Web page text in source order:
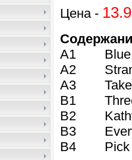
Цена -
A1 Blue
A2
A3 Take
B1 Three
B2
B3
B4 Pick